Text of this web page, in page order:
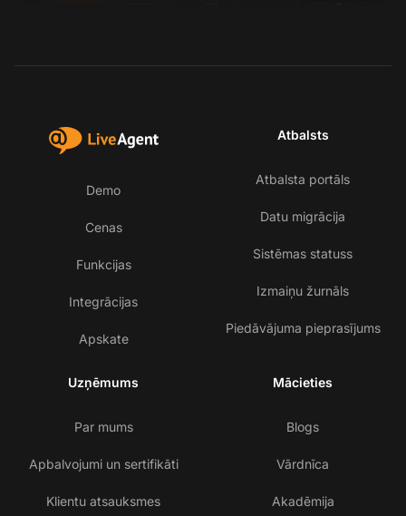
Demo
Cenas
Funkcijas
Integrācijas
Apskate
Atbalsts
Atbalsta portāls
Datu migrācija
Sistēmas statuss
Izmaiņu žurnāls
Piedāvājuma pieprasījums
Uzņēmums
Par mums
Apbalvojumi un sertifikāti
Klientu atsauksmes
Mācieties
Blogs
Vārdnīca
Akadēmija